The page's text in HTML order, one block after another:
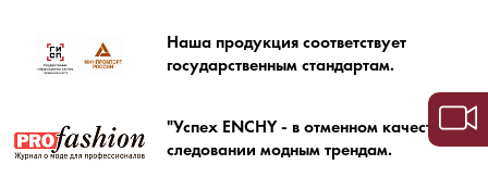
Наша продукция соответствует
государственным стандартам.
"Успех ENCHY - в отменном качестве и
следовании модным трендам.